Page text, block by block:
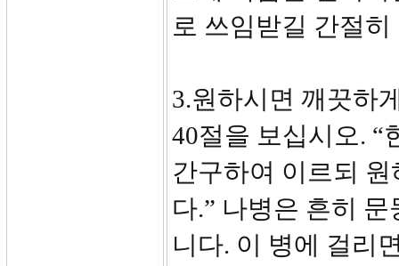
로 쓰임받길 간절
3.원하시면 깨끗하
40절을 보십시오. “
간구하여 이르되
다.” 나병은 흔히
니다. 이 병에 걸리